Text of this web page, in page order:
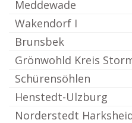
Meddewade
Wakendorf I
Brunsbek
Grönwohld Kreis
Schürensöhlen
Henstedt-Ulzburg
Norderstedt